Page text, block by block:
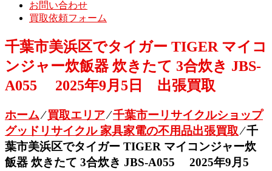
お問い合わせ
買取依頼フォーム
千葉市美浜区でタイガー TIGER マイコ
ンジャー炊飯器 炊きたて 3合炊き JBS-
A055 2025年9月5日 出張買取
ホーム⁄買取エリア⁄千葉市ーリサイクルショップ
グッドリサイクル 家具家電の不用品出張買取⁄千
葉市美浜区でタイガー TIGER マイコンジャー炊
飯器 炊きたて 3合炊き JBS-A055 2025年9月5